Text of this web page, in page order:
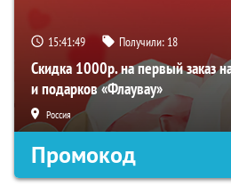
15:41:48 Получили: 18
Скидка 1000р. на первый заказ
и подарков «Флаувау»
Россия
Промокод